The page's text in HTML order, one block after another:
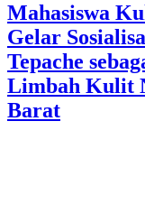
Mahasiswa
Gelar
Tepache
Limbah Kulit
Barat